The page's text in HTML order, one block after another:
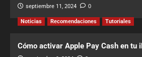
septiembre 11, 2024 0
Noticias Recomendaciones Tutoriales
Cómo activar Apple Pay Cash en tu